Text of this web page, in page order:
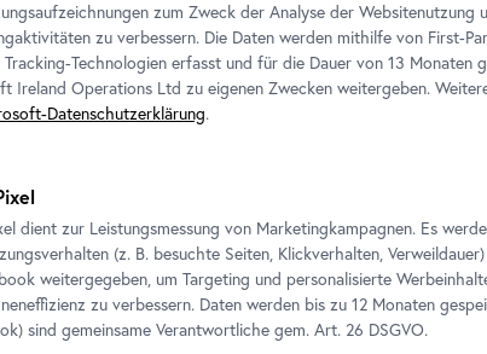
zum Zweck der Analyse der Websitenutzung
zu verbessern. Die Daten werden mithilfe von First-
Tracking-Technologien erfasst und für die Dauer von 13 Monaten
Ireland Operations Ltd zu eigenen Zwecken weitergeben.
Datenschutzerklärung.
dient zur Leistungsmessung von Marketingkampagnen. Es
(z. B. besuchte Seiten, Klickverhalten,
weitergegeben, um Targeting und personalisierte
zu verbessern. Daten werden bis zu 12 Monaten
) sind gemeinsame Verantwortliche gem. Art. 26 DSGVO.